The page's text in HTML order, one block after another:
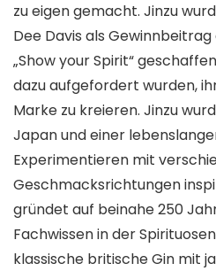
zu eigen gemacht. Jinzu
Dee Davis als
„Show your Spirit“
dazu aufgefordert wurden,
Marke zu kreieren. Jinzu
Japan und einer
Experimentieren mit
Geschmacksrichtungen
gründet auf beinahe 250
Fachwissen in der
klassische britische Gin mit